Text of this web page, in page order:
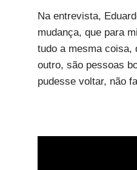
Na entrevista,
mudança, que para
tudo a mesma coisa,
outro, são pessoas
pudesse voltar, não